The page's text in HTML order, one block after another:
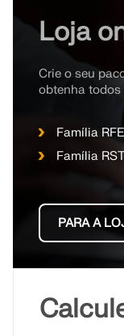
Loja
Crie o seu
obtenha todos
Família
Família
PARA A